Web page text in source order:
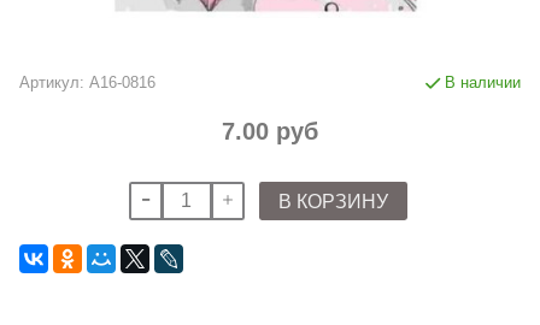
Артикул: А16-0816 В наличии
7.00 руб
В КОРЗИНУ